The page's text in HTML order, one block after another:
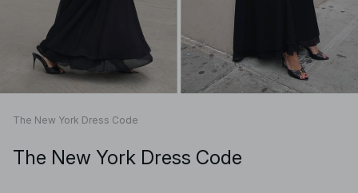
The New York Dress Code
The New York Dress Code